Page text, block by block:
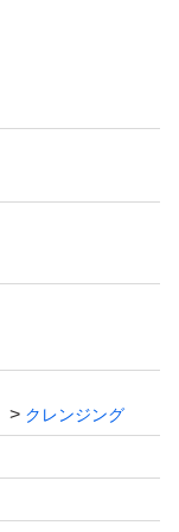
クレンジング